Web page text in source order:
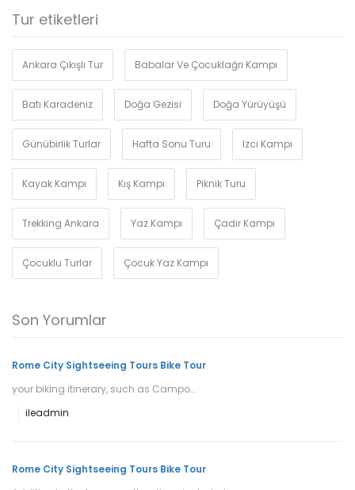
Tur etiketleri
Ankara Çıkışlı Tur Babalar Ve Çocuklağrı Kampı
Batı Karadeniz Doğa Gezisi Doğa Yürüyüşü
Günübirlik Turlar Hafta Sonu Turu Izci Kampı
Kayak Kampı Kış Kampı Piknik Turu
Trekking Ankara Yaz Kampı Çadır Kampı
Çocuklu Turlar Çocuk Yaz Kampı
Son Yorumlar
Rome City Sightseeing Tours Bike Tour
your biking itinerary, such as Campo…
ileadmin
Rome City Sightseeing Tours Bike Tour